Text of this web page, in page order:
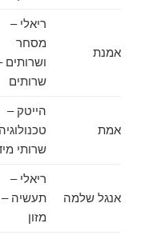
אמנת
ריאלי –
מסחר
ושרותים –
שרותים
אמת
הייטק –
טכנולוגיה –
שרותי מידע
אנגל שלמה
ריאלי –
תעשיה –
מזון